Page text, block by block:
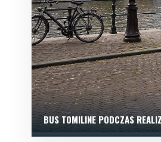
BUS TOMILINE PODCZAS